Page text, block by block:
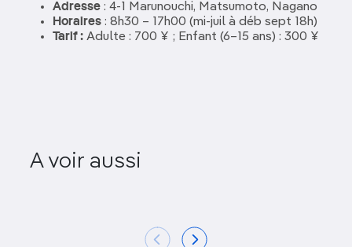
Adresse : 4-1 Marunouchi, Matsumoto, Nagano
Horaires : 8h30 – 17h00 (mi-juil à déb sept 18h)
Tarif : Adulte : 700 ¥ ; Enfant (6–15 ans) : 300 ¥
A voir aussi
Nakamachi